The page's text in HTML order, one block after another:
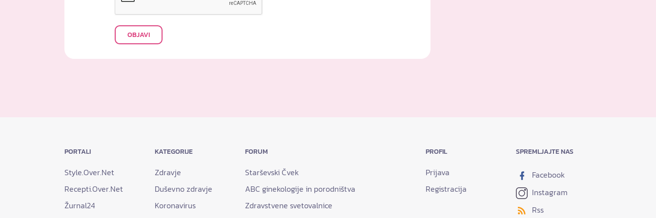
OBJAVI
PORTALI
Style.Over.Net
Recepti.Over.Net
Žurnal24
KATEGORIJE
Zdravje
Duševno zdravje
Koronavirus
FORUM
Starševski Čvek
ABC ginekologije in porodništva
Zdravstvene svetovalnice
PROFIL
Prijava
Registracija
SPREMLJAJTE NAS
Facebook
Instagram
Rss